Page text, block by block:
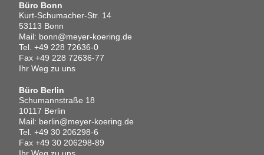
Büro Bonn
Kurt-Schumacher-Str. 14
53113 Bonn
Mail: bonn@meyer-koering.de
Tel. +49 228 72636-0
Fax +49 228 72636-77
Ihr Weg zu uns
Büro Berlin
Schumannstraße 18
10117 Berlin
Mail: berlin@meyer-koering.de
Tel. +49 30 206298-6
Fax +49 30 206298-89